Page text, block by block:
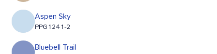
Aspen Sky
PPG1241-2
Bluebell Trail